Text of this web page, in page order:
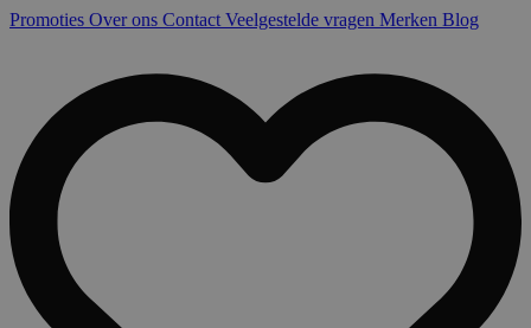
Promoties Over ons Contact Veelgestelde vragen Merken Blog